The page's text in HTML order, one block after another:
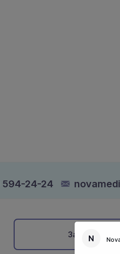
594-24-24
Записатися